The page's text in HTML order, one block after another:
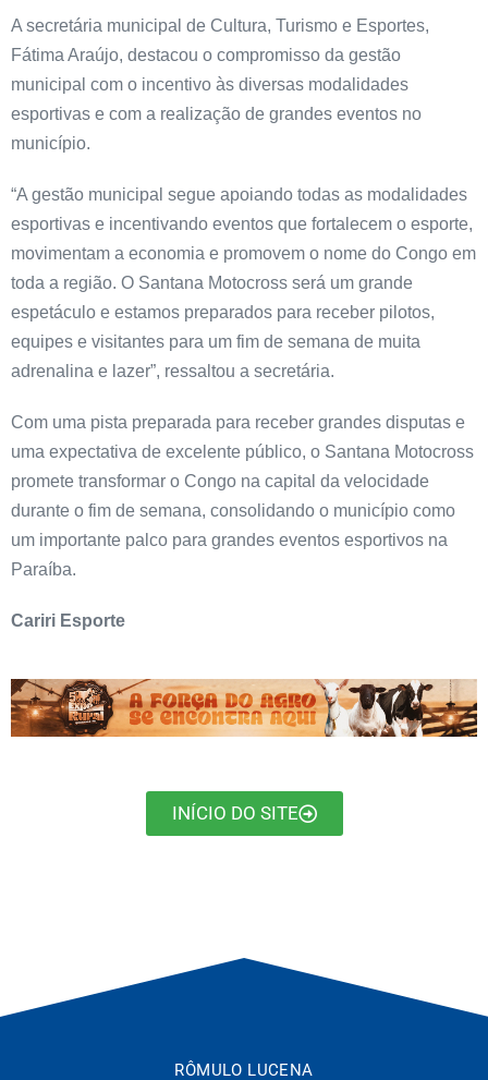
A secretária municipal de Cultura, Turismo e Esportes,
Fátima Araújo, destacou o compromisso da gestão
municipal com o incentivo às diversas modalidades
esportivas e com a realização de grandes eventos no
município.
“A gestão municipal segue apoiando todas as modalidades
esportivas e incentivando eventos que fortalecem o esporte,
movimentam a economia e promovem o nome do Congo em
toda a região. O Santana Motocross será um grande
espetáculo e estamos preparados para receber pilotos,
equipes e visitantes para um fim de semana de muita
adrenalina e lazer”, ressaltou a secretária.
Com uma pista preparada para receber grandes disputas e
uma expectativa de excelente público, o Santana Motocross
promete transformar o Congo na capital da velocidade
durante o fim de semana, consolidando o município como
um importante palco para grandes eventos esportivos na
Paraíba.
Cariri Esporte
INÍCIO DO SITE
RÔMULO LUCENA